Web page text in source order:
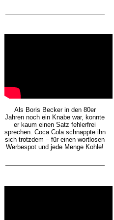
Als Boris Becker in den 80er
Jahren noch ein Knabe war, konnte
er kaum einen Satz fehlerfrei
sprechen. Coca Cola schnappte ihn
sich trotzdem – für einen wortlosen
Werbespot und jede Menge Kohle!